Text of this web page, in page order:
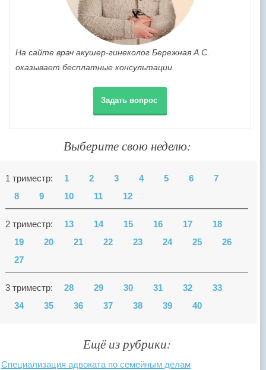
На сайте врач акушер-гинеколог Бережная А.С.
оказывает бесплатные консультации.
Задать вопрос
Выберите свою неделю:
1 триместр: 1 2 3 4 5 6
7
8
9 10 11 12
2 триместр: 13 14 15 16 17
18
19
20 21 22 23 24 25
26
27
3 триместр: 28 29 30 31 32
33
34
35 36 37 38 39 40
Ещё из рубрики:
Специализация адвоката по семейным делам